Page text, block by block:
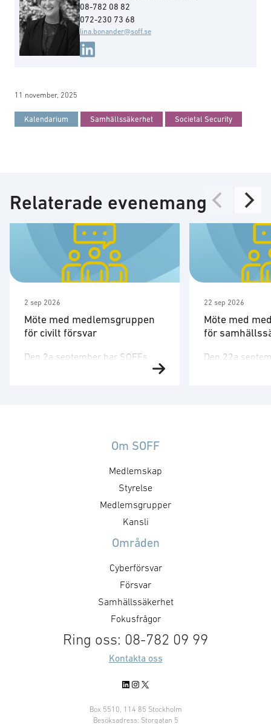
08-782 08 82
072-230 73 68
lina.bonander@soff.se
11 november, 2025
Kalendarium Samhällssäkerhet Societal Security
Relaterade evenemang
2 sep 2026
Möte med medlemsgruppen
för civilt försvar
Den 2a september har SOFFs
medlemsgrupp för civilt försvar
utvecklingen av Sveriges civila
med beslutsfattare och
myndigheter, bidrar aktivt till
utredningar och policyarbete
genom remissvar och andra
22 sep 2026
Möte med
för
Den 22a
Om SOFF
Medlemskap
Styrelse
Medlemsgrupper
Kansli
Områden
Cyberförsvar
Försvar
Samhällssäkerhet
Fokusfrågor
Ring oss: 08-782 09 99
Kontakta oss
LinkedIn
Instagram
X
Box 5510, 114 85 Stockholm
Besöksadress: Storgatan 5